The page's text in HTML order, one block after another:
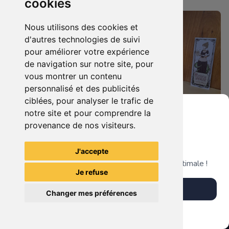
cookies
Nous utilisons des cookies et
d'autres technologies de suivi
pour améliorer votre expérience
de navigation sur notre site, pour
vous montrer un contenu
personnalisé et des publicités
ciblées, pour analyser le trafic de
notre site et pour comprendre la
provenance de nos visiteurs.
J'accepte
Je refuse
Changer mes préférences
73.00 € 0 180.00 €
La Mystérieuse Librairie
Nantaise
Nantaise
Grenier du Geek
Télécharge notre app pour une expérience optimale !
Télécharger l'app